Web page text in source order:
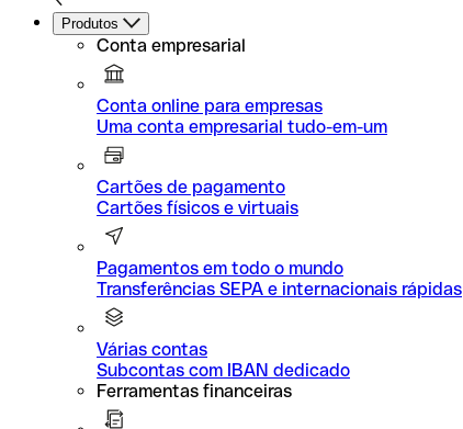
Produtos
Conta empresarial
Conta online para empresas
Uma conta empresarial tudo-em-um
Cartões de pagamento
Cartões físicos e virtuais
Pagamentos em todo o mundo
Transferências SEPA e internacionais rápidas
Várias contas
Subcontas com IBAN dedicado
Ferramentas financeiras